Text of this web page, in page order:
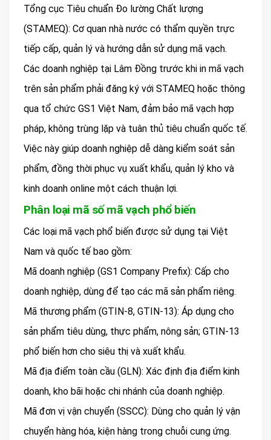
Tổng cục Tiêu chuẩn Đo lường Chất lượng
(STAMEQ): Cơ quan nhà nước có thẩm quyền trực
tiếp cấp, quản lý và hướng dẫn sử dụng mã vạch.
Các doanh nghiệp tại Lâm Đồng trước khi in mã vạch
trên sản phẩm phải đăng ký với STAMEQ hoặc thông
qua tổ chức GS1 Việt Nam, đảm bảo mã vạch hợp
pháp, không trùng lặp và tuân thủ tiêu chuẩn quốc tế.
Việc này giúp doanh nghiệp dễ dàng kiểm soát sản
phẩm, đồng thời phục vụ xuất khẩu, quản lý kho và
kinh doanh online một cách thuận lợi.
Phân loại mã số mã vạch phổ biến
Các loại mã vạch phổ biến được sử dụng tại Việt
Nam và quốc tế bao gồm:
Mã doanh nghiệp (GS1 Company Prefix): Cấp cho
doanh nghiệp, dùng để tạo các mã sản phẩm riêng.
Mã thương phẩm (GTIN-8, GTIN-13): Áp dụng cho
sản phẩm tiêu dùng, thực phẩm, nông sản; GTIN-13
phổ biến hơn cho siêu thị và xuất khẩu.
Mã địa điểm toàn cầu (GLN): Xác định địa điểm kinh
doanh, kho bãi hoặc chi nhánh của doanh nghiệp.
Mã đơn vị vận chuyển (SSCC): Dùng cho quản lý vận
chuyển hàng hóa, kiện hàng trong chuỗi cung ứng.